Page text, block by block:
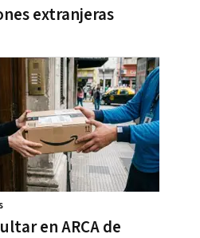
extranjeras
en ARCA de